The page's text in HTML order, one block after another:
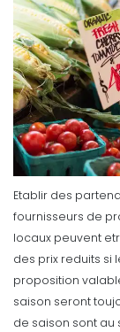
Etablir des
fournisseurs de
locaux peuvent
des prix reduits si
proposition
saison seront
de saison sont